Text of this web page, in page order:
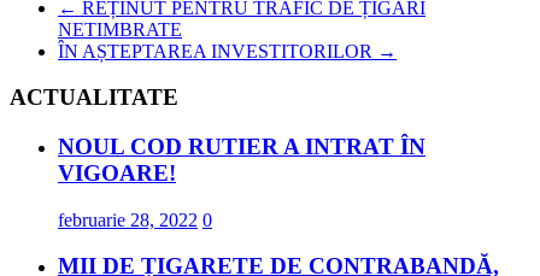
← REȚINUT PENTRU TRAFIC DE ȚIGĂRI
NETIMBRATE
ÎN AȘTEPTAREA INVESTITORILOR →
ACTUALITATE
NOUL COD RUTIER A INTRAT ÎN
VIGOARE!
februarie 28, 2022 0
MII DE ȚIGARETE DE CONTRABANDĂ,